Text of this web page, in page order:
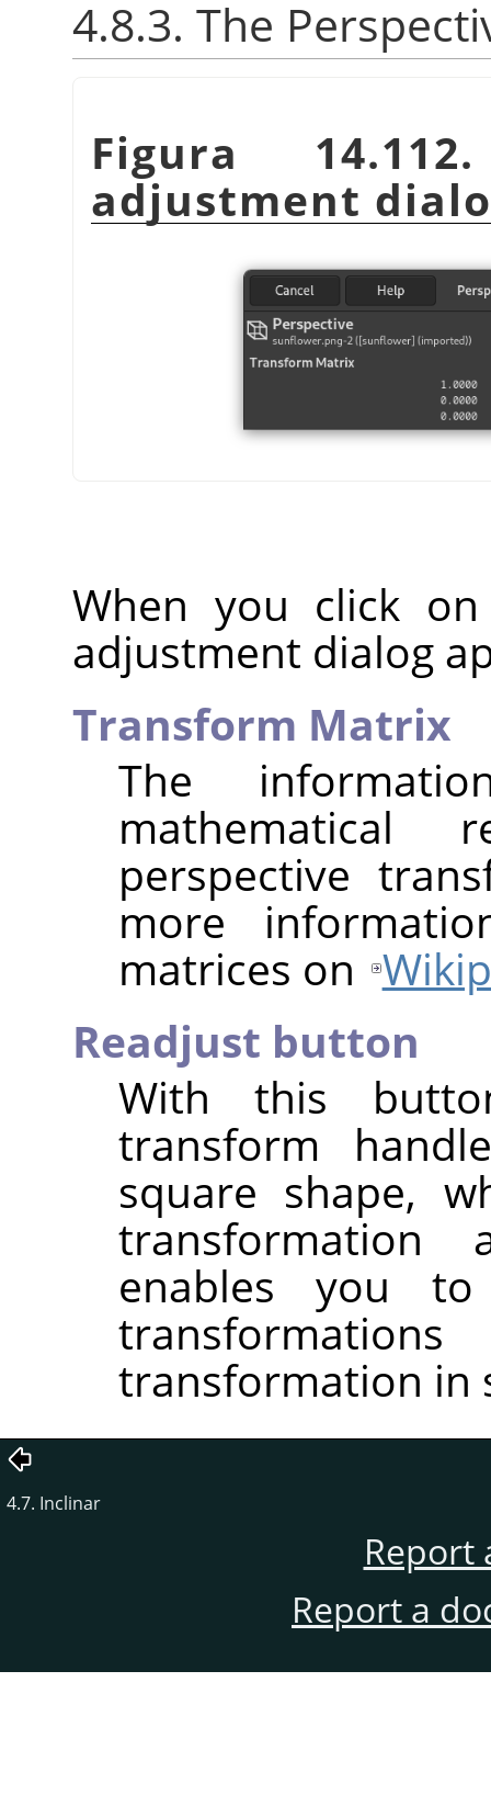
4.8.3. The
Figura
adjustment
When you click
adjustment dialog
Transform Matrix
The
mathematical
perspective
more
matrices on
Readjust button
With this
transform
square shape,
enables you
transformation in
4.7. Inclinar
Report
Report a